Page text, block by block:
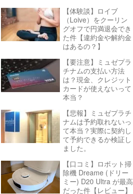
【体験談】ロイブ
（Loive）をクーリン
グオフで円満退会でき
た件【違約金や解約金
はあるの？】
【要注意】ミュゼプラ
チナムの支払い方法
は？現金、クレジット
カードが使えないって
本当？
【悲報】ミュゼプラチ
ナムは予約取れないっ
て本当？実際に契約し
て予約できるか検証し
ました。
【口コミ】ロボット掃
除機 Dreame (ドリー
ミー) D20 Ultra が最高
だった件【レビュー】